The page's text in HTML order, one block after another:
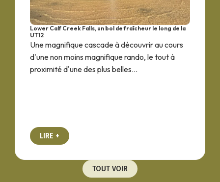
Lower Calf Creek Falls, un bol de fraîcheur le long de la
UT12
Une magnifique cascade à découvrir au cours
d'une non moins magnifique rando, le tout à
proximité d'une des plus belles...
LIRE +
TOUT VOIR